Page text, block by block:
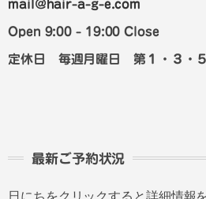
mail@hair-a-g-e.com
Open 9:00 - 19:00 Close
定休日 毎週月曜日 第１・３・５
最新ご予約状況
日にちをクリックすると詳細情報